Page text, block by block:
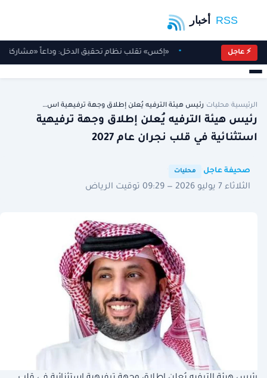
⚡ عاجل «إكس» تقلب نظام تحقيق الدخل: وداعاً «مشاركة
الرئيسية محليات رئيس هيئة الترفيه يُعلن إطلاق وجهة ترفيهية اس…
رئيس هيئة الترفيه يُعلن إطلاق وجهة ترفيهية
استثنائية في قلب نجران عام 2027
صحيفة عاجل محليات
الثلاثاء 7 يوليو 2026 — 09:29 توقيت الرياض